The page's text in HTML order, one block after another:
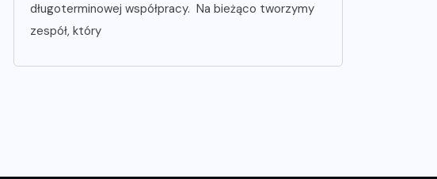
długoterminowej współpracy. Na bieżąco tworzymy
zespół, który